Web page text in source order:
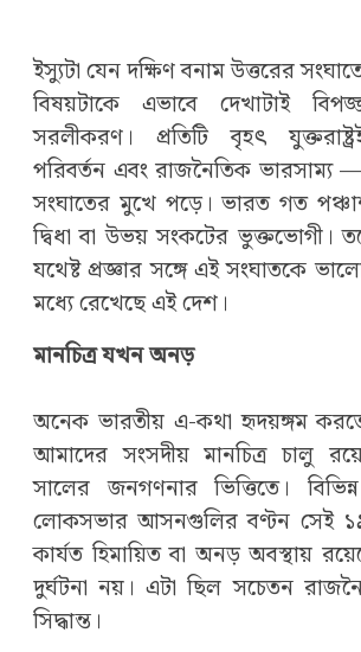
ইস্যুটা যেন দক্ষিণ বনাম উত্তরের
বিষয়টাকে এভাবে দেখাটাই
সরলীকরণ। প্রতিটি বৃহৎ
পরিবর্তন এবং রাজনৈতিক ভারসাম্য
সংঘাতের মুখে পড়ে। ভারত গত
দ্বিধা বা উভয় সংকটের ভুক্তভোগী।
যথেষ্ট প্রজ্ঞার সঙ্গে এই সংঘাতকে
মধ্যে রেখেছে এই দেশ।
মানচিত্র যখন অনড়
অনেক ভারতীয় এ-কথা হৃদয়ঙ্গম
আমাদের সংসদীয় মানচিত্র চালু
সালের জনগণনার ভিত্তিতে।
লোকসভার আসনগুলির বণ্টন সেই
কার্যত হিমায়িত বা অনড় অবস্থায়
দুর্ঘটনা নয়। এটা ছিল সচেতন
সিদ্ধান্ত।